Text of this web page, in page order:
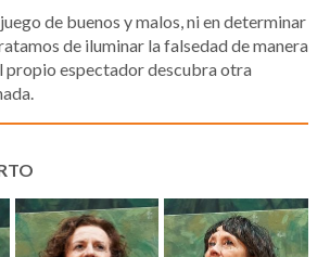
de buenos y malos, ni en determinar
de iluminar la falsedad de manera
propio espectador descubra otra